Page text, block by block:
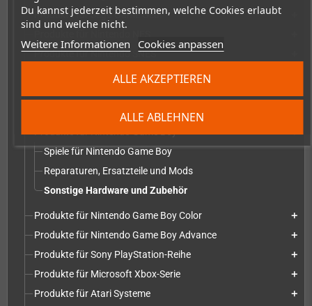
Du kannst jederzeit bestimmen, welche Cookies erlaubt
sind und welche nicht.
Weitere Informationen Cookies anpassen
ALLE ABLEHNEN
ALLE AKZEPTIEREN
Produkte für Sega Game Gear
Produkte für Nintendo SNES
Produkte für Nintendo 64
Produkte für Nintendo Switch
Produkte für Nintendo Game Boy
Spiele für Nintendo Game Boy
Reparaturen, Ersatzteile und Mods
Sonstige Hardware und Zubehör
Produkte für Nintendo Game Boy Color add
Produkte für Nintendo Game Boy Advance add
Produkte für Sony PlayStation-Reihe add
Produkte für Microsoft Xbox-Serie add
Produkte für Atari Systeme add